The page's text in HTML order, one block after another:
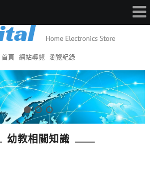
首頁 網站導覽 瀏覽紀錄
幼教相關知識